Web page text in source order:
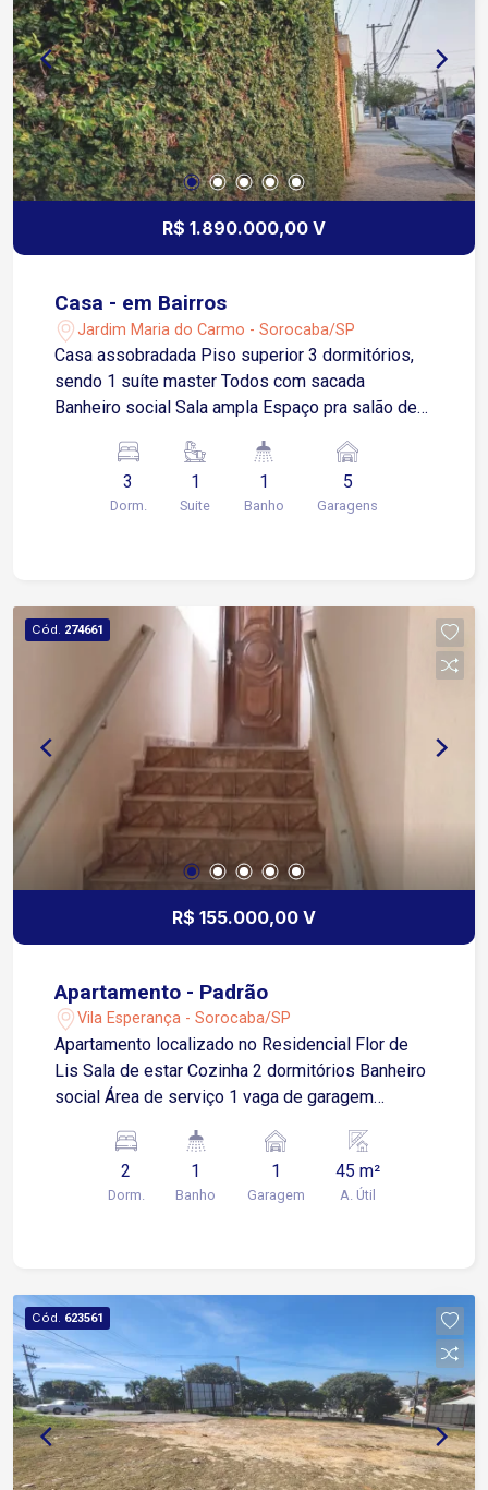
R$ 1.890.000,00 V
Casa - em Bairros
Jardim Maria do Carmo - Sorocaba/SP
Casa assobradada Piso superior 3 dormitórios,
sendo 1 suíte master Todos com sacada
Banheiro social Sala ampla Espaço pra salão de
lareira Com hall de entrada Escritório Sala ampla
com 2 ambientes Lavabo Cozinha ampla com
modulados Lavanderia coberta Corredor nas
3
Dorm.
1
Suite
1
Banho
5
Garagens
Cód. 274661
R$ 155.000,00 V
Apartamento - Padrão
Vila Esperança - Sorocaba/SP
Apartamento localizado no Residencial Flor de
Lis Sala de estar Cozinha 2 dormitórios Banheiro
social Área de serviço 1 vaga de garagem
2
Dorm.
1
Banho
1
Garagem
45 m²
A. Útil
Cód. 623561